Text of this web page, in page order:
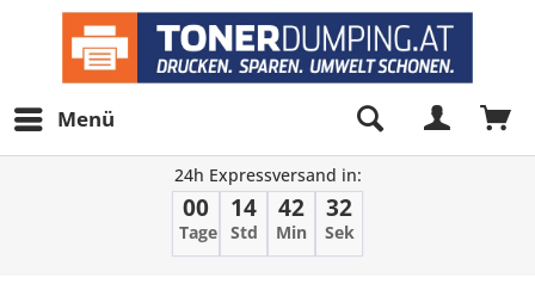
Menü
24h Expressversand in:
00
Tage
14
Std
42
Min
32
Sek